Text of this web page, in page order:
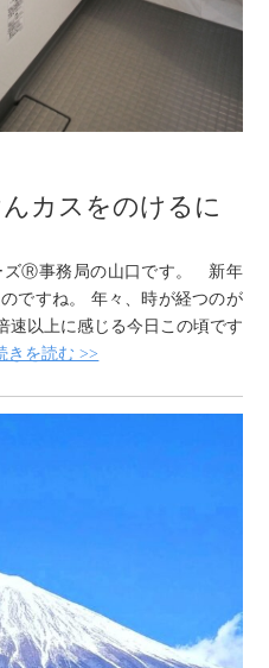
カスをのけるに
ズⓇ事務局の山口です。 新年
ですね。 年々、時が経つのが
速以上に感じる今日この頃です
きを読む >>